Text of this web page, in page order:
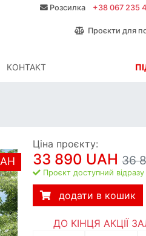
Розсилка +38 067 235
Проєкти для
КОНТАКТ
Ціна проєкту:
33 890 UAH 36
Проєкт доступний відразу
додати в кошик
ДО КІНЦЯ АКЦІЇ